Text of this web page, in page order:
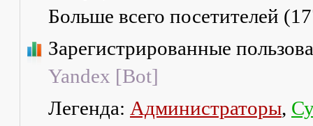
Больше всего посетителей (
Зарегистрированные
Yandex [Bot]
Легенда: Администраторы,